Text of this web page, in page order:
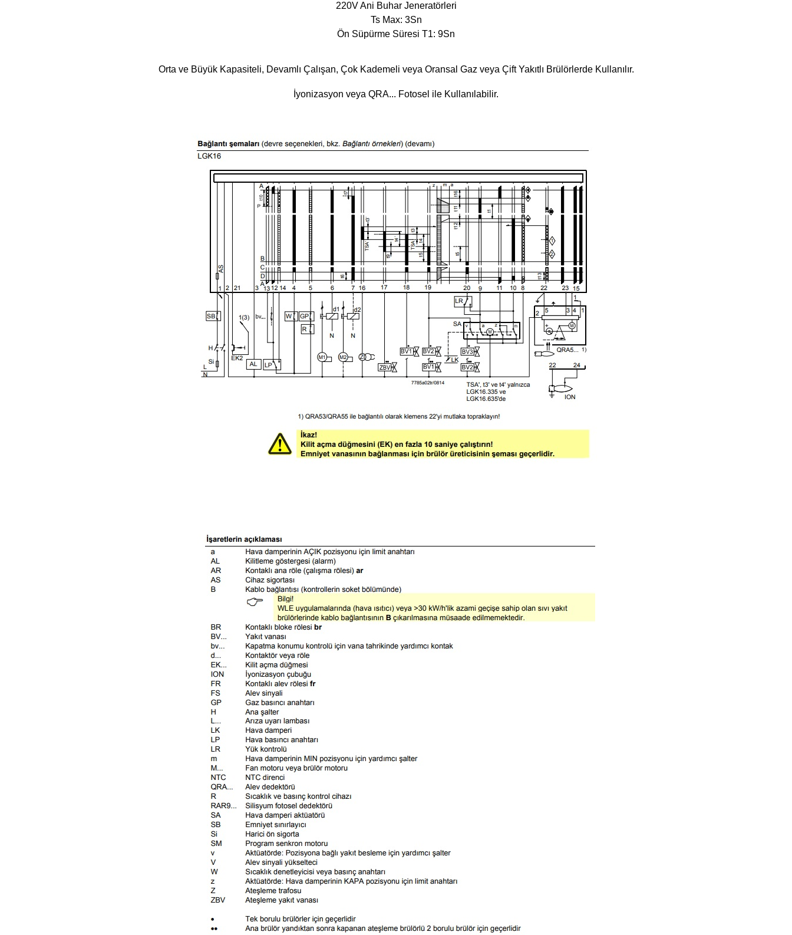
220V Ani Buhar Jeneratörleri
Ts Max: 3Sn
Ön Süpürme Süresi T1: 9Sn
Orta ve Büyük Kapasiteli, Devamlı Çalışan, Çok Kademeli veya Oransal Gaz veya Çift Yakıtlı Brülörlerde Kullanılır.
İyonizasyon veya QRA... Fotosel ile Kullanılabilir.